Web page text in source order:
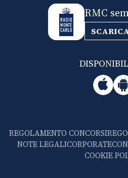
RMC
REGOLAMENTO CONCORSI
NOTE LEGALICORPORATE
COOKIE